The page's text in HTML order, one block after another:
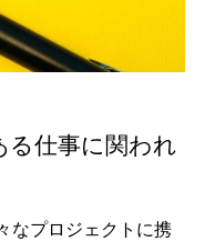
仕事に関われ
なプロジェクトに携